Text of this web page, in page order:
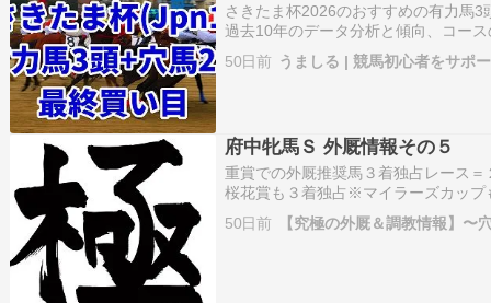
さきたま杯2026のおすすめの有力馬
過去10年のデータ分析と傾向、コー
想していきます！枠順確定後にさき
す！ さきたま杯2026の予想ポイント
50日前 うましる | 競馬初心者をサポ
府中牝馬Ｓ 外厩情報その５
重賞での外厩推奨馬３着独占レース
桜花賞も３着独占※マイラーズカッ
トライト記念も３着独占※オールカ
士ステークスも３着独占※天皇賞秋
50日前 【究極の外厩＆調教情報】〜